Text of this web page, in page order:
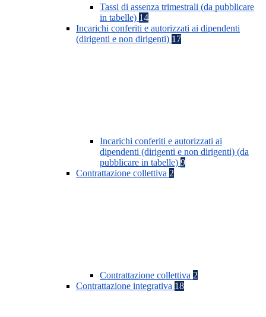
Tassi di assenza trimestrali (da pubblicare
in tabelle) 14
Incarichi conferiti e autorizzati ai dipendenti
(dirigenti e non dirigenti) 17
Incarichi conferiti e autorizzati ai
dipendenti (dirigenti e non dirigenti) (da
pubblicare in tabelle) 9
Contrattazione collettiva 2
Contrattazione collettiva 2
Contrattazione integrativa 18